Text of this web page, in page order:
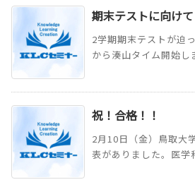
期末テストに向けて
2学期期末テストが迫
から湊山タイム開始し
祝！合格！！
2月10日（金）鳥取大
表がありました。医学